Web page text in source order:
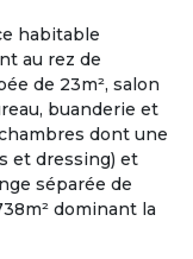
habitable
au rez de
de 23m², salon
buanderie et
dont une
et dressing) et
séparée de
dominant la
LGBT vivent
d'accueil